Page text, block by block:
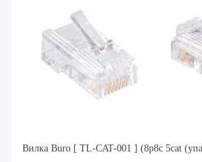
Вилка Buro [ TL-CAT-001 ] (8p8c 5cat